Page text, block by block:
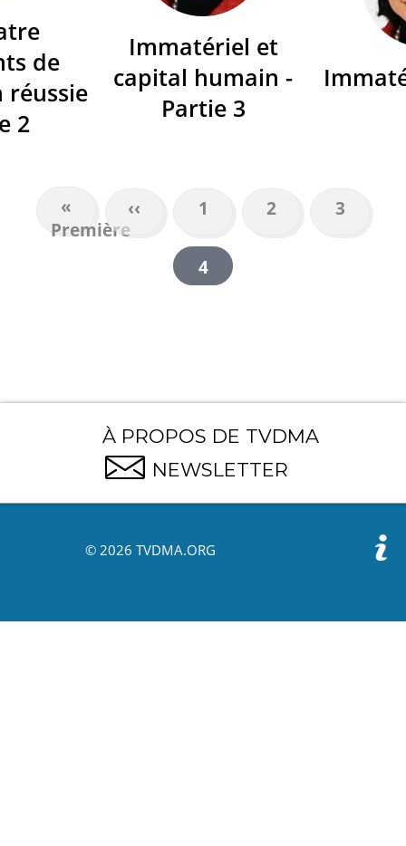
de
2
Immatériel et
capital humain -
Partie 3
PAGINATION
Première
page
«
Première
Page
précédente
‹‹ Page
1 Page
2 Page
3
Page
courante
4
À PROPOS DE TVDMA
NEWSLETTER
© 2026 TVDMA.ORG